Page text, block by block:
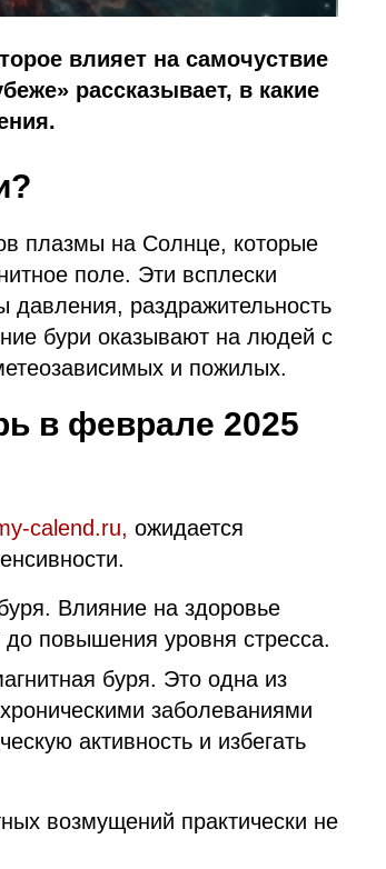
влияет на самочуствие
рассказывает, в какие
плазмы на Солнце, которые
поле. Эти всплески
давления, раздражительность
бури оказывают на людей с
и пожилых.
в феврале 2025
calend.ru, ожидается
Влияние на здоровье
повышения уровня стресса.
буря. Это одна из
заболеваниями
активность и избегать
возмущений практически не